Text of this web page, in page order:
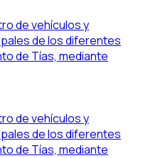
de vehículos y
de los diferentes
de Tías, mediante
de vehículos y
de los diferentes
de Tías, mediante